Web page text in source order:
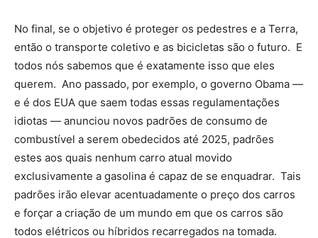
No final, se o objetivo é proteger os pedestres e a Terra,
então o transporte coletivo e as bicicletas são o futuro. E
todos nós sabemos que é exatamente isso que eles
querem. Ano passado, por exemplo, o governo Obama —
e é dos EUA que saem todas essas regulamentações
idiotas — anunciou novos padrões de consumo de
combustível a serem obedecidos até 2025, padrões
estes aos quais nenhum carro atual movido
exclusivamente a gasolina é capaz de se enquadrar. Tais
padrões irão elevar acentuadamente o preço dos carros
e forçar a criação de um mundo em que os carros são
todos elétricos ou híbridos recarregados na tomada.